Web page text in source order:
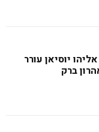
יוסיאן עורר
ברק